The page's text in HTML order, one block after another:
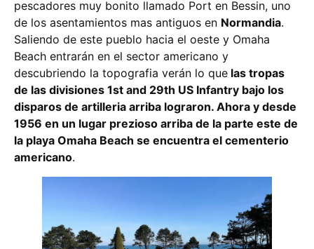
pescadores muy bonito llamado Port en Bessin, uno
de los asentamientos mas antiguos en Normandia.
Saliendo de este pueblo hacia el oeste y Omaha
Beach entrarán en el sector americano y
descubriendo la topografia verán lo que las tropas
de las divisiones 1st and 29th US Infantry bajo los
disparos de artilleria arriba lograron. Ahora y desde
1956 en un lugar prezioso arriba de la parte este de
la playa Omaha Beach se encuentra el cementerio
americano.